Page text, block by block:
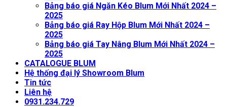
Bảng báo giá Ngăn Kéo Blum Mới Nhất 2024 –
2025
Bảng báo giá Ray Hộp Blum Mới Nhất 2024 –
2025
Bảng báo giá Tay Nâng Blum Mới Nhất 2024 –
2025
CATALOGUE BLUM
Hệ thống đại lý Showroom Blum
Tin tức
Liên hệ
0931.234.729